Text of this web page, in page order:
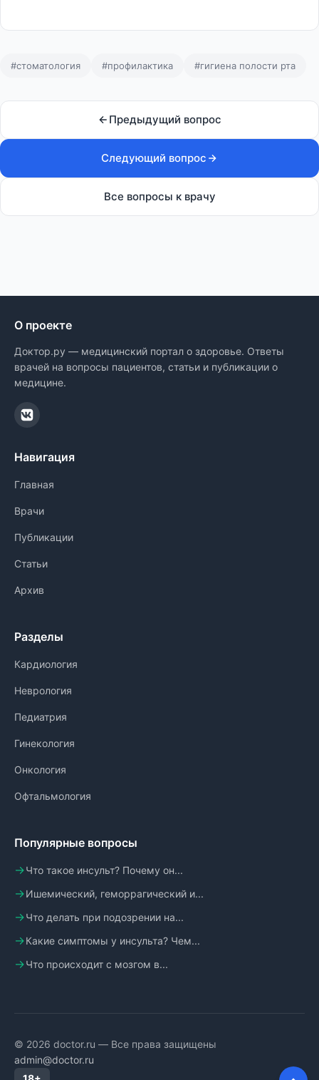
#стоматология #профилактика #гигиена полости рта
Предыдущий вопрос
Следующий вопрос
Все вопросы к врачу
О проекте
Доктор.ру — медицинский портал о здоровье. Ответы
врачей на вопросы пациентов, статьи и публикации о
медицине.
Навигация
Главная
Врачи
Публикации
Статьи
Архив
Разделы
Кардиология
Неврология
Педиатрия
Гинекология
Онкология
Офтальмология
Популярные вопросы
Что такое инсульт? Почему он...
Ишемический, геморрагический и...
Что делать при подозрении на...
Какие симптомы у инсульта? Чем...
Что происходит с мозгом в...
© 2026 doctor.ru — Все права защищены
admin@doctor.ru